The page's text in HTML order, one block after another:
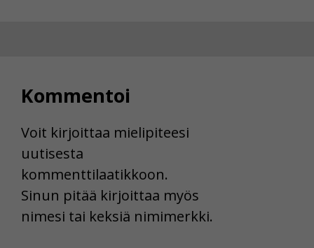
Kommentoi
Voit kirjoittaa mielipiteesi
uutisesta
kommenttilaatikkoon.
Sinun pitää kirjoittaa myös
nimesi tai keksiä nimimerkki.